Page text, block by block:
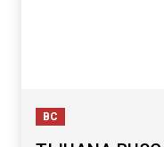
BC